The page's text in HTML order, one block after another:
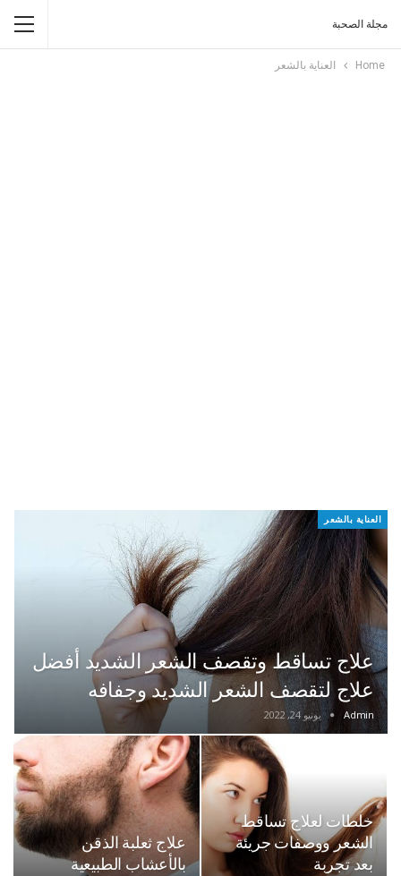
مجلة الصحبة
Home العناية بالشعر
العناية بالشعر
علاج تساقط وتقصف الشعر الشديد أفضل
علاج لتقصف الشعر الشديد وجفافه
Admin يونيو 24, 2022
خلطات لعلاج تساقط
الشعر ووصفات جريئة
بعد تجربة
علاج ثعلبة الذقن
بالأعشاب الطبيعية